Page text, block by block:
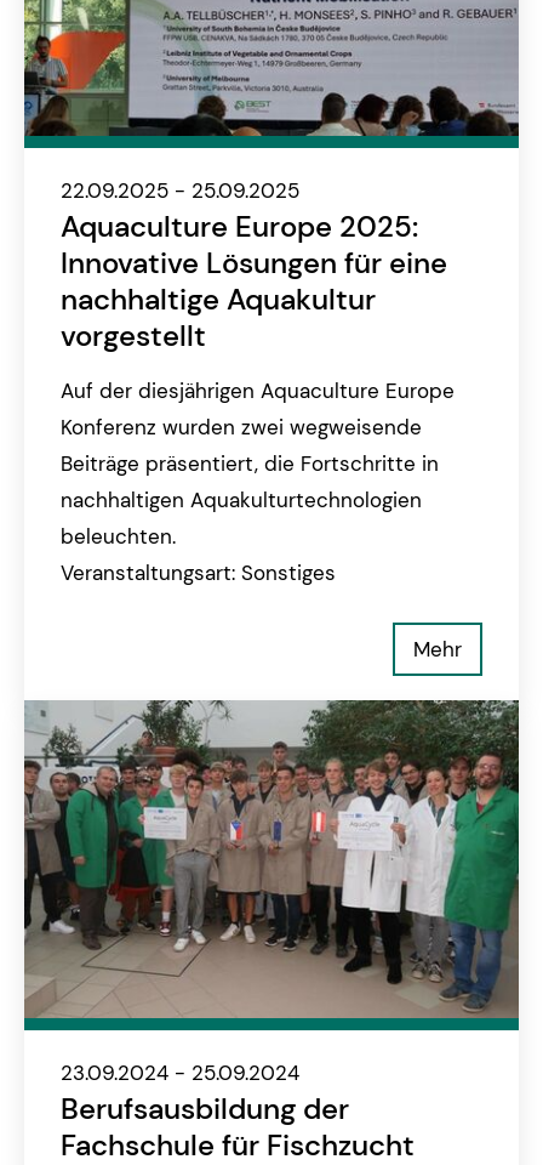
22.09.2025 - 25.09.2025
Aquaculture Europe 2025:
Innovative Lösungen für eine
nachhaltige Aquakultur
vorgestellt
Auf der diesjährigen Aquaculture Europe
Konferenz wurden zwei wegweisende
Beiträge präsentiert, die Fortschritte in
nachhaltigen Aquakulturtechnologien
beleuchten.
Veranstaltungsart: Sonstiges
Mehr
23.09.2024 - 25.09.2024
Berufsausbildung der
Fachschule für Fischzucht